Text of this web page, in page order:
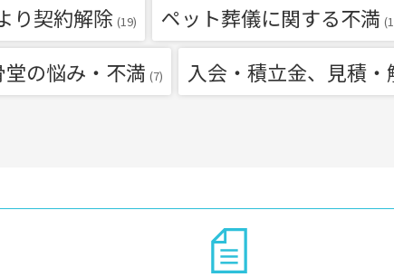
り契約解除 (19) ペット葬儀に関する不満
の悩み・不満 (7) 入会・積立金、見積